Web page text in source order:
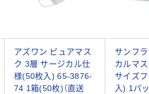
アズワン ピュアマス
ク 3層 サージカル仕
様(50枚入) 65-3876-
74 1箱(50枚)（直送
サンフ
カルマ
サイズ
入) 1パッ